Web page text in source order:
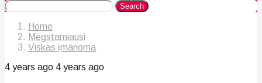
Search
Home
Mėgstamiausi
Viskas įmanoma
4 years ago 4 years ago